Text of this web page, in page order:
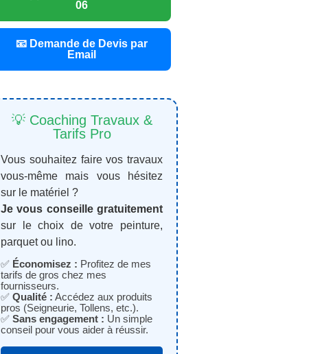
06
📧 Demande de Devis par
Email
💡 Coaching Travaux &
Tarifs Pro
Vous souhaitez faire vos travaux
vous-même mais vous hésitez
sur le matériel ?
Je vous conseille gratuitement
sur le choix de votre peinture,
parquet ou lino.
✅ Économisez : Profitez de mes
tarifs de gros chez mes
fournisseurs.
✅ Qualité : Accédez aux produits
pros (Seigneurie, Tollens, etc.).
✅ Sans engagement : Un simple
conseil pour vous aider à réussir.